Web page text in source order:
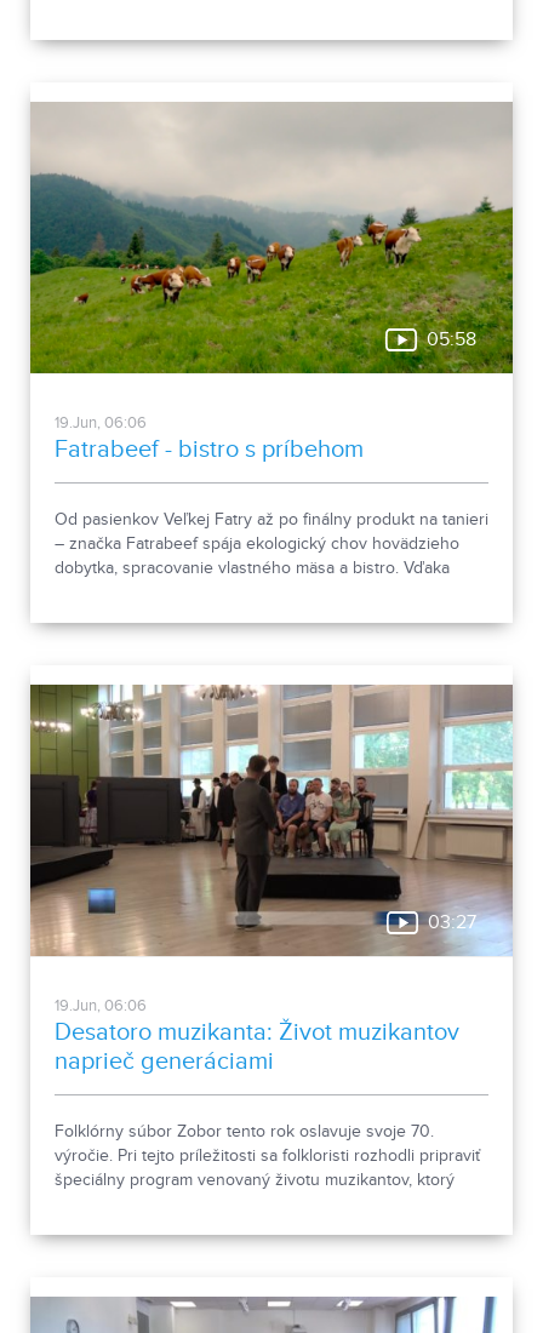
05:58
19.Jun, 06:06
Fatrabeef - bistro s príbehom
Od pasienkov Veľkej Fatry až po finálny produkt na tanieri
– značka Fatrabeef spája ekologický chov hovädzieho
dobytka, spracovanie vlastného mäsa a bistro. Vďaka
03:27
19.Jun, 06:06
Desatoro muzikanta: Život muzikantov
naprieč generáciami
Folklórny súbor Zobor tento rok oslavuje svoje 70.
výročie. Pri tejto príležitosti sa folkloristi rozhodli pripraviť
špeciálny program venovaný životu muzikantov, ktorý